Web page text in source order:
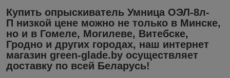
Купить опрыскиватель Умница ОЭЛ-8л-
П низкой цене можно не только в Минске,
но и в Гомеле, Могилеве, Витебске,
Гродно и других городах, наш интернет
магазин green-glade.by осуществляет
доставку по всей Беларусь!